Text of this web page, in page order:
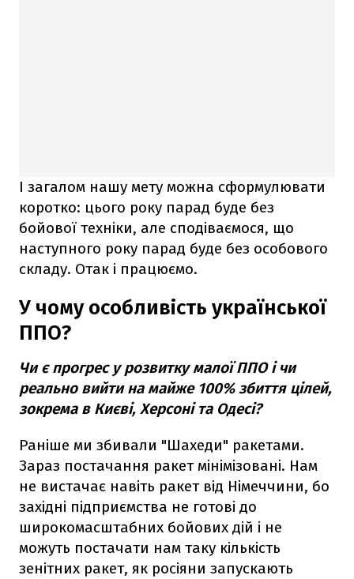
І загалом нашу мету можна сформулювати
коротко: цього року парад буде без
бойової техніки, але сподіваємося, що
наступного року парад буде без особового
складу. Отак і працюємо.
У чому особливість української
ППО?
Чи є прогрес у розвитку малої ППО і чи
реально вийти на майже 100% збиття цілей,
зокрема в Києві, Херсоні та Одесі?
Раніше ми збивали "Шахеди" ракетами.
Зараз постачання ракет мінімізовані. Нам
не вистачає навіть ракет від Німеччини, бо
західні підприємства не готові до
широкомасштабних бойових дій і не
можуть постачати нам таку кількість
зенітних ракет, як росіяни запускають